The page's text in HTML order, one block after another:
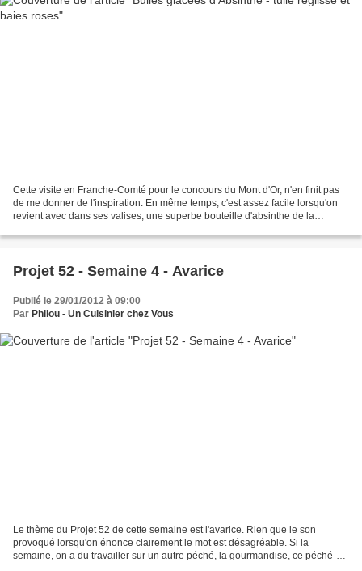
Cette visite en Franche-Comté pour le concours du Mont d'Or, n'en finit pas
de me donner de l'inspiration. En même temps, c'est assez facile lorsqu'on
revient avec dans ses valises, une superbe bouteille d'absinthe de la
Projet 52 - Semaine 4 - Avarice
Publié le 29/01/2012 à 09:00
Par Philou - Un Cuisinier chez Vous
Le thème du Projet 52 de cette semaine est l'avarice. Rien que le son
provoqué lorsqu'on énonce clairement le mot est désagréable. Si la
semaine, on a du travailler sur un autre péché, la gourmandise, ce péché-ci